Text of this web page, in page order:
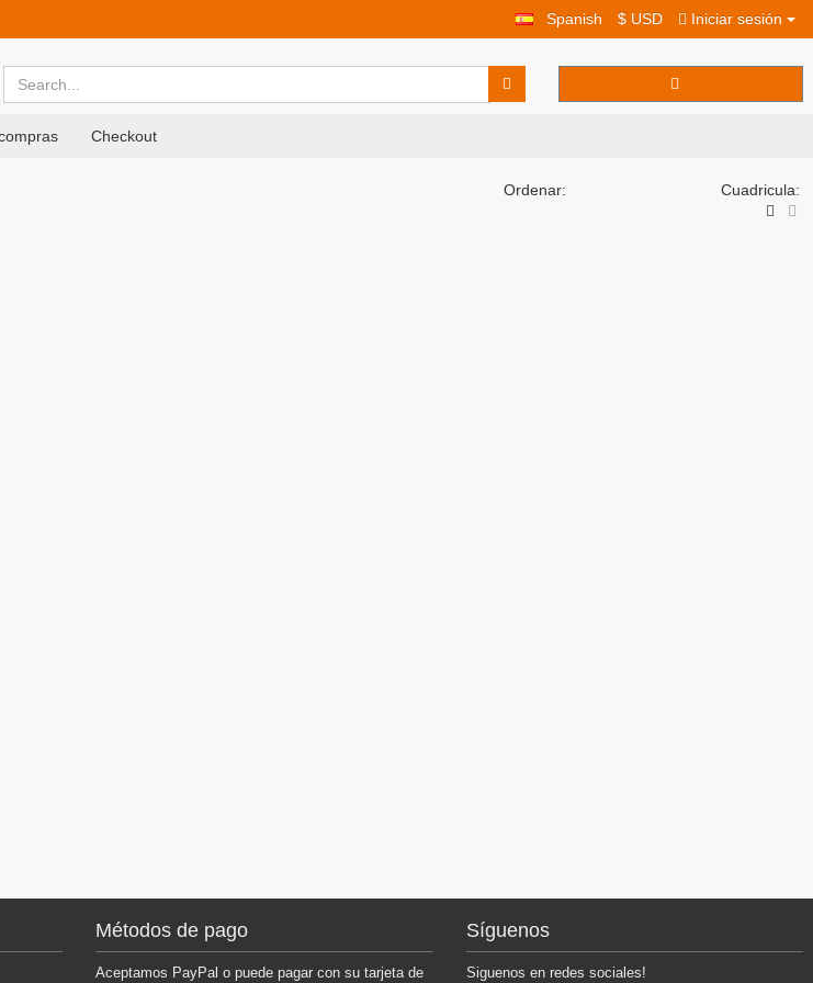
Spanish $ USD Iniciar sesión
Checkout
Cuadricula:
Ordenar:
Métodos de pago
Aceptamos PayPal o puede pagar con su tarjeta de
Síguenos
Siguenos en redes sociales!